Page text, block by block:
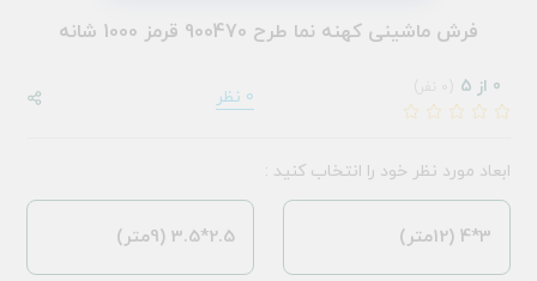
فرش ماشینی کهنه نما طرح 900470 قرمز 1000 شانه
0 از 5 0 نظر
ابعاد مورد نظر خود را انتخاب کنید :
3*4 (12متر) 2.5*3.5 (9متر)